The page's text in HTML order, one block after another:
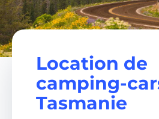
Location de
camping-
Tasmanie